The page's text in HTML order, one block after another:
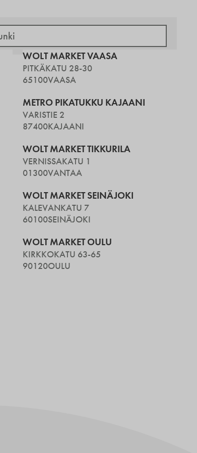
WOLT MARKET VAASA
PITKÄKATU 28-30
65100VAASA
METRO PIKATUKKU KAJAANI
VARISTIE 2
87400KAJAANI
WOLT MARKET TIKKURILA
VERNISSAKATU 1
01300VANTAA
WOLT MARKET SEINÄJOKI
KALEVANKATU 7
60100SEINÄJOKI
WOLT MARKET OULU
KIRKKOKATU 63-65
90120OULU